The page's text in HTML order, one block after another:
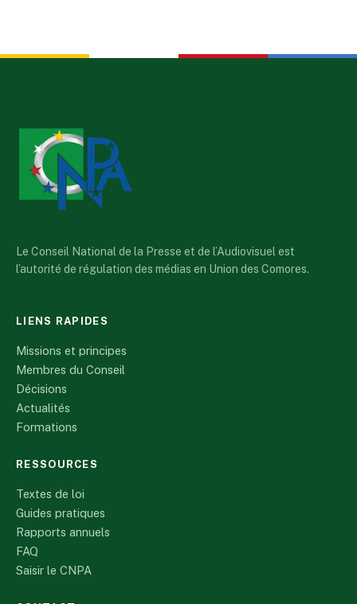
Le Conseil National de la Presse et de l’Audiovisuel est
l’autorité de régulation des médias en Union des Comores.
LIENS RAPIDES
Missions et principes
Membres du Conseil
Décisions
Actualités
Formations
RESSOURCES
Textes de loi
Guides pratiques
Rapports annuels
FAQ
Saisir le CNPA